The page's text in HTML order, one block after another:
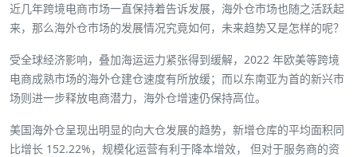
近几年跨境电商市场一直保持着告诉发展，海外仓市场也随之活跃起
来，那么海外仓市场的发展情况究竟如何，未来趋势又是怎样的呢？
受全球经济影响，叠加海运运力紧张得到缓解，2022 年欧美等跨境
电商成熟市场的海外仓建仓速度有所放缓；而以东南亚为首的新兴市
场则进一步释放电商潜力，海外仓增速仍保持高位。
美国海外仓呈现出明显的向大仓发展的趋势，新增仓库的平均面积同
比增长 152.22%，规模化运营有利于降本增效， 但对于服务商的资